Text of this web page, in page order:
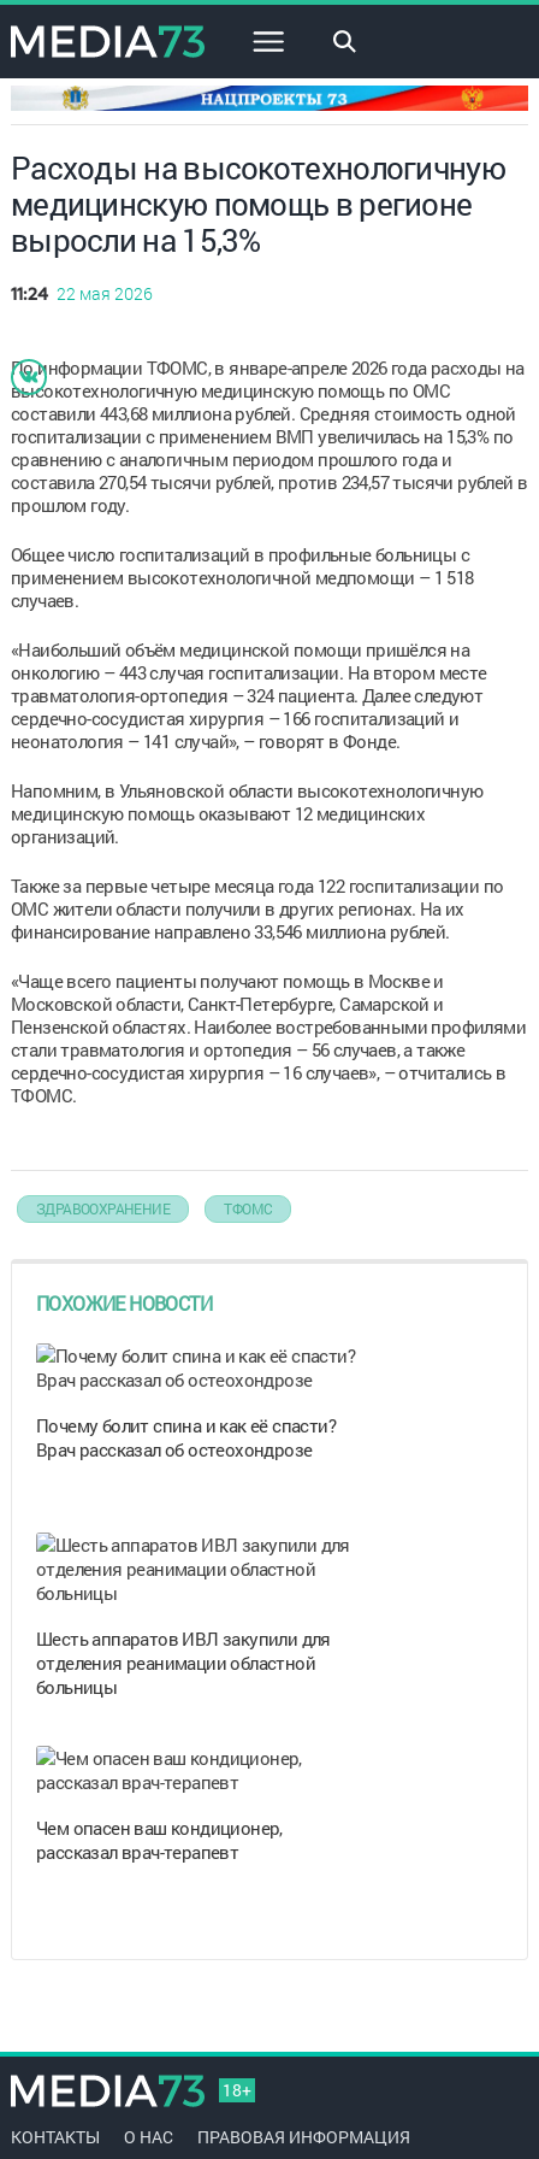
×
Расходы на высокотехнологичную
медицинскую помощь в регионе
выросли на 15,3%
11:24 22 мая 2026
По информации ТФОМС, в январе-апреле 2026 года расходы на
высокотехнологичную медицинскую помощь по ОМС
составили 443,68 миллиона рублей. Средняя стоимость одной
госпитализации с применением ВМП увеличилась на 15,3% по
сравнению с аналогичным периодом прошлого года и
составила 270,54 тысячи рублей, против 234,57 тысячи рублей в
прошлом году.
Общее число госпитализаций в профильные больницы с
применением высокотехнологичной медпомощи – 1 518
случаев.
«Наибольший объём медицинской помощи пришёлся на
онкологию – 443 случая госпитализации. На втором месте
травматология-ортопедия – 324 пациента. Далее следуют
сердечно-сосудистая хирургия – 166 госпитализаций и
неонатология – 141 случай», – говорят в Фонде.
Напомним, в Ульяновской области высокотехнологичную
медицинскую помощь оказывают 12 медицинских
организаций.
Также за первые четыре месяца года 122 госпитализации по
ОМС жители области получили в других регионах. На их
финансирование направлено 33,546 миллиона рублей.
«Чаще всего пациенты получают помощь в Москве и
Московской области, Санкт-Петербурге, Самарской и
Пензенской областях. Наиболее востребованными профилями
стали травматология и ортопедия – 56 случаев, а также
сердечно-сосудистая хирургия – 16 случаев», – отчитались в
ТФОМС.
ЗДРАВООХРАНЕНИЕ ТФОМС
ПОХОЖИЕ НОВОСТИ
Почему болит спина и как её спасти?
Врач рассказал об остеохондрозе
Шесть аппаратов ИВЛ закупили для
отделения реанимации областной
больницы
Чем опасен ваш кондиционер,
рассказал врач-терапевт
18+
КОНТАКТЫ О НАС ПРАВОВАЯ ИНФОРМАЦИЯ